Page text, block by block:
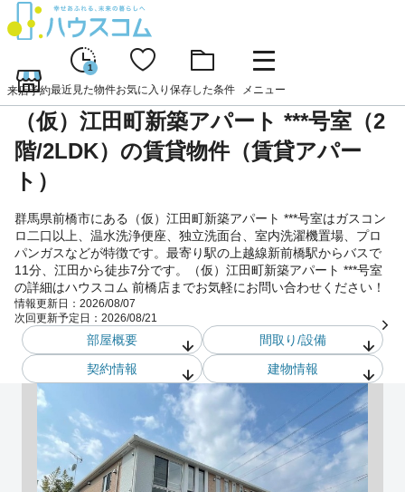
来店予約
1
最近見た物件お気に入り 保存した条件 メニュー
（仮）江田町新築アパート ***号室（2
階/2LDK）の賃貸物件（賃貸アパー
ト）
群馬県前橋市にある（仮）江田町新築アパート ***号室はガスコン
ロ二口以上、温水洗浄便座、独立洗面台、室内洗濯機置場、プロ
パンガスなどが特徴です。最寄り駅の上越線新前橋駅からバスで
11分、江田から徒歩7分です。（仮）江田町新築アパート ***号室
の詳細はハウスコム 前橋店までお気軽にお問い合わせください！
情報更新日： 2026/08/07
次回更新予定日： 2026/08/21
部屋概要
間取り/設備
契約情報
建物情報